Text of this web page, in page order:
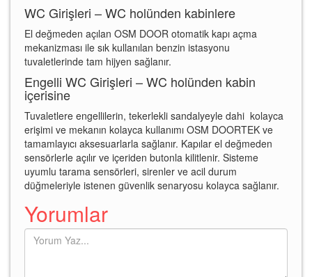
WC Girişleri – WC holünden kabinlere
El değmeden açılan OSM DOOR otomatik kapı açma
mekanizması ile sık kullanılan benzin istasyonu
tuvaletlerinde tam hijyen sağlanır.
Engelli WC Girişleri – WC holünden kabin
içerisine
Tuvaletlere engellilerin, tekerlekli sandalyeyle dahi kolayca
erişimi ve mekanın kolayca kullanımı OSM DOORTEK ve
tamamlayıcı aksesuarlarla sağlanır. Kapılar el değmeden
sensörlerle açılır ve içeriden butonla kilitlenir. Sisteme
uyumlu tarama sensörleri, sirenler ve acil durum
düğmeleriyle istenen güvenlik senaryosu kolayca sağlanır.
Yorumlar